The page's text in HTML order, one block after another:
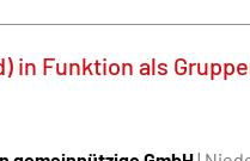
in Funktion als